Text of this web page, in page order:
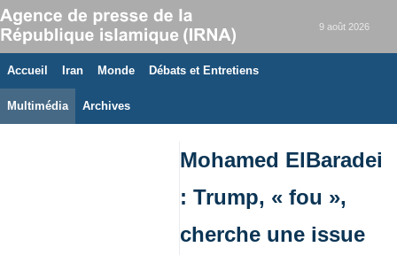
9 août 2026
Accueil Iran Monde Débats et Entretiens
Multimédia Archives
Mohamed ElBaradei
: Trump, « fou »,
cherche une issue